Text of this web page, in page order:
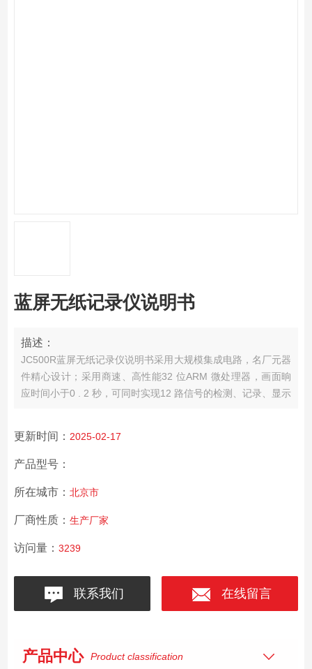
蓝屏无纸记录仪说明书
描述：
JC500R蓝屏无纸记录仪说明书采用大规模集成电路，名厂元器
件精心设计；采用商速、高性能32 位ARM 微处理器，画面晌
应时间小于0 . 2 秒，可同时实现12 路信号的检测、记录、显示
比度可自动调节。
更新时间： 2025-02-17
产品型号：
所在城市： 北京市
厂商性质： 生产厂家
访问量： 3239
联系我们 在线留言
产品中心 Product classification